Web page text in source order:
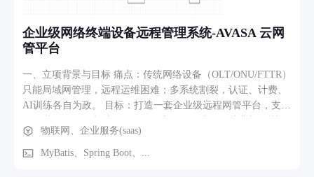
企业级网络终端设备远程管理系统-AVASA 云网
管平台
一、立项背景与目标 痛点：传统网络设备（OLT/ONU/FTTR）
只能局域网管理，远程运维困难；多系统割裂，认证、计费、
AI训练各自为政。 目标：打造一套企业级远程网管平台，支持
能力，覆盖Web/H5/APP三端，国内国际双版本，实现一站式智
能运维。 二、核心功能模块 设备通信与管理：基于MQTT实现
物联网、企业服务(saas)
MyBatis、Spring Boot、...